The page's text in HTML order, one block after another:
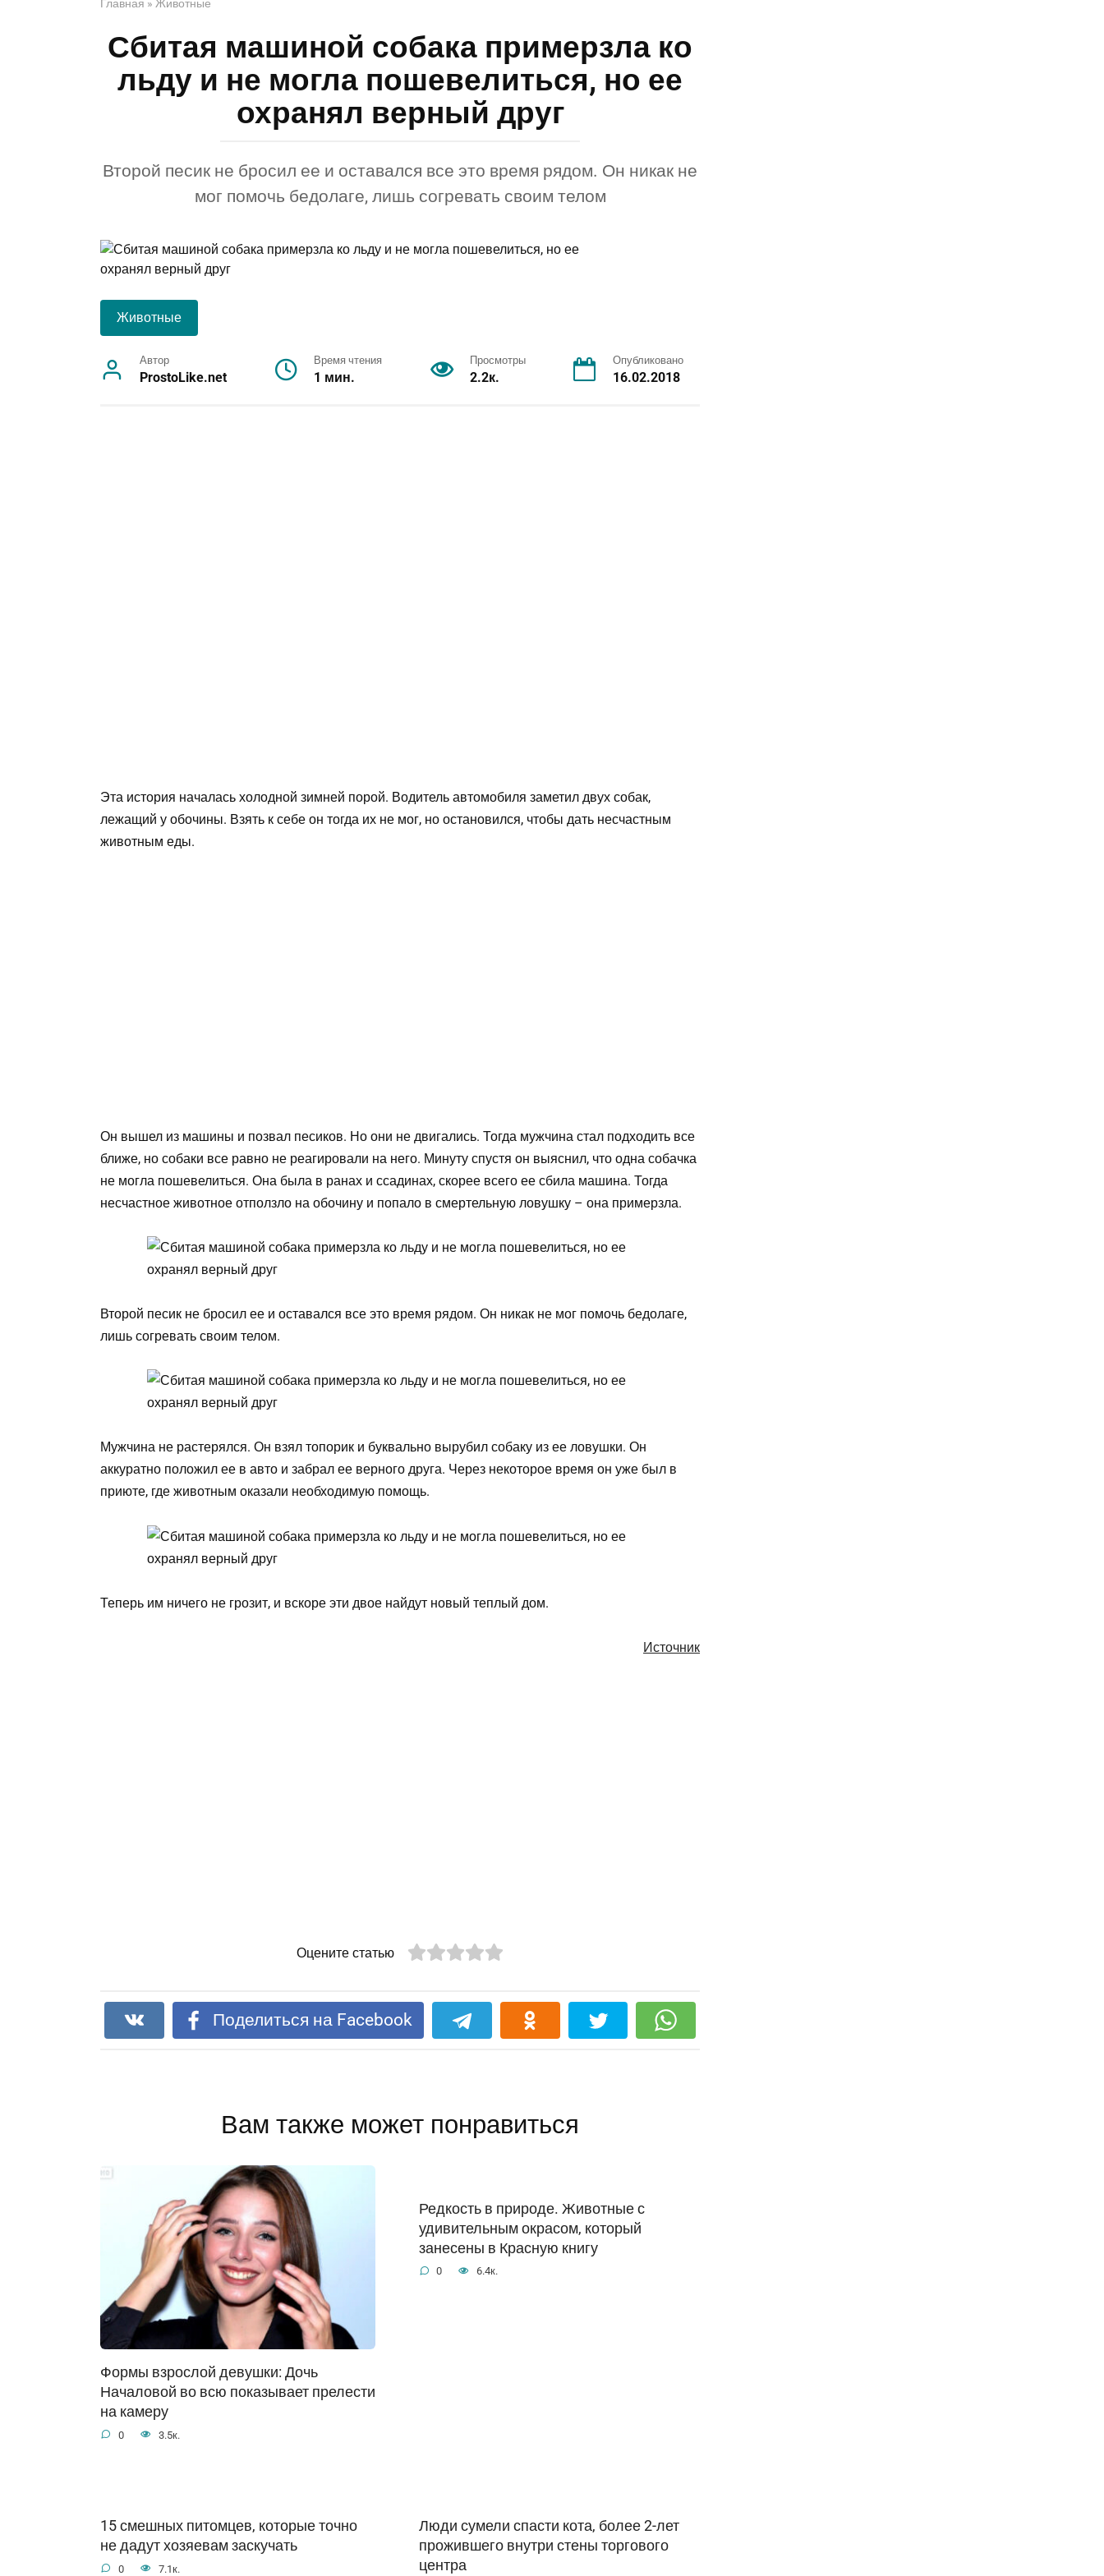
Главная » Животные
Сбитая машиной собака примерзла ко
льду и не могла пошевелиться, но ее
охранял верный друг
Второй песик не бросил ее и оставался все это время рядом. Он никак не
мог помочь бедолаге, лишь согревать своим телом
Животные
Автор
ProstoLike.net
Время чтения
1 мин.
Просмотры
2.2к.
Опубликовано
16.02.2018
Эта история началась холодной зимней порой. Водитель автомобиля заметил двух собак,
лежащий у обочины. Взять к себе он тогда их не мог, но остановился, чтобы дать несчастным
животным еды.
Он вышел из машины и позвал песиков. Но они не двигались. Тогда мужчина стал подходить все
ближе, но собаки все равно не реагировали на него. Минуту спустя он выяснил, что одна собачка
не могла пошевелиться. Она была в ранах и ссадинах, скорее всего ее сбила машина. Тогда
несчастное животное отползло на обочину и попало в смертельную ловушку – она примерзла.
Второй песик не бросил ее и оставался все это время рядом. Он никак не мог помочь бедолаге,
лишь согревать своим телом.
Мужчина не растерялся. Он взял топорик и буквально вырубил собаку из ее ловушки. Он
аккуратно положил ее в авто и забрал ее верного друга. Через некоторое время он уже был в
приюте, где животным оказали необходимую помощь.
Теперь им ничего не грозит, и вскоре эти двое найдут новый теплый дом.
Источник
Оцените статью
Поделиться на Facebook
Вам также может понравиться
Формы взрослой девушки: Дочь
Началовой во всю показывает прелести
на камеру
0 3.5к.
Редкость в природе. Животные с
удивительным окрасом, который
занесены в Красную книгу
0 6.4к.
15 смешных питомцев, которые точно
не дадут хозяевам заскучать
0 7.1к.
Люди сумели спасти кота, более 2-лет
прожившего внутри стены торгового
центра